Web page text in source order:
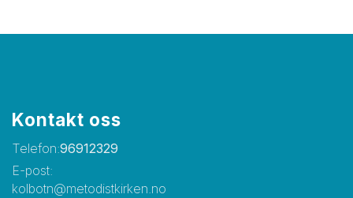
Kontakt oss
Telefon:96912329
E-post:
kolbotn@metodistkirken.no